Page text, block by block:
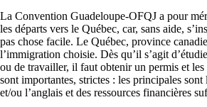
La Convention Guadeloupe-OFQJ a pour
les départs vers le Québec, car, sans aide,
pas chose facile. Le Québec, province
l’immigration choisie. Dès qu’il s’agit
ou de travailler, il faut obtenir un permis et
sont importantes, strictes : les principales
et/ou l’anglais et des ressources financières